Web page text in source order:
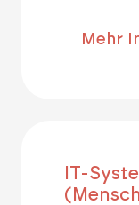
Mehr
IT-